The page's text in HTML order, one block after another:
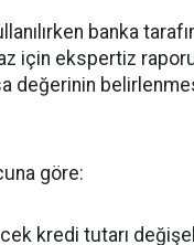
banka
için ekspertiz raporu
değerinin
göre:
kredi tutarı